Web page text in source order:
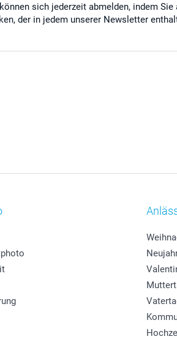
sich jederzeit abmelden, indem
der in jedem unserer Newsletter